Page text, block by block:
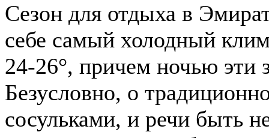
Сезон для отдыха в
себе самый холодный
24-26°, причем ночью эти
Безусловно, о
сосульками, и речи быть